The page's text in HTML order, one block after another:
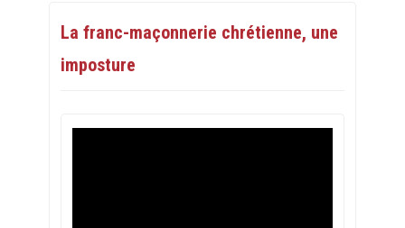
La franc-maçonnerie chrétienne, une
imposture